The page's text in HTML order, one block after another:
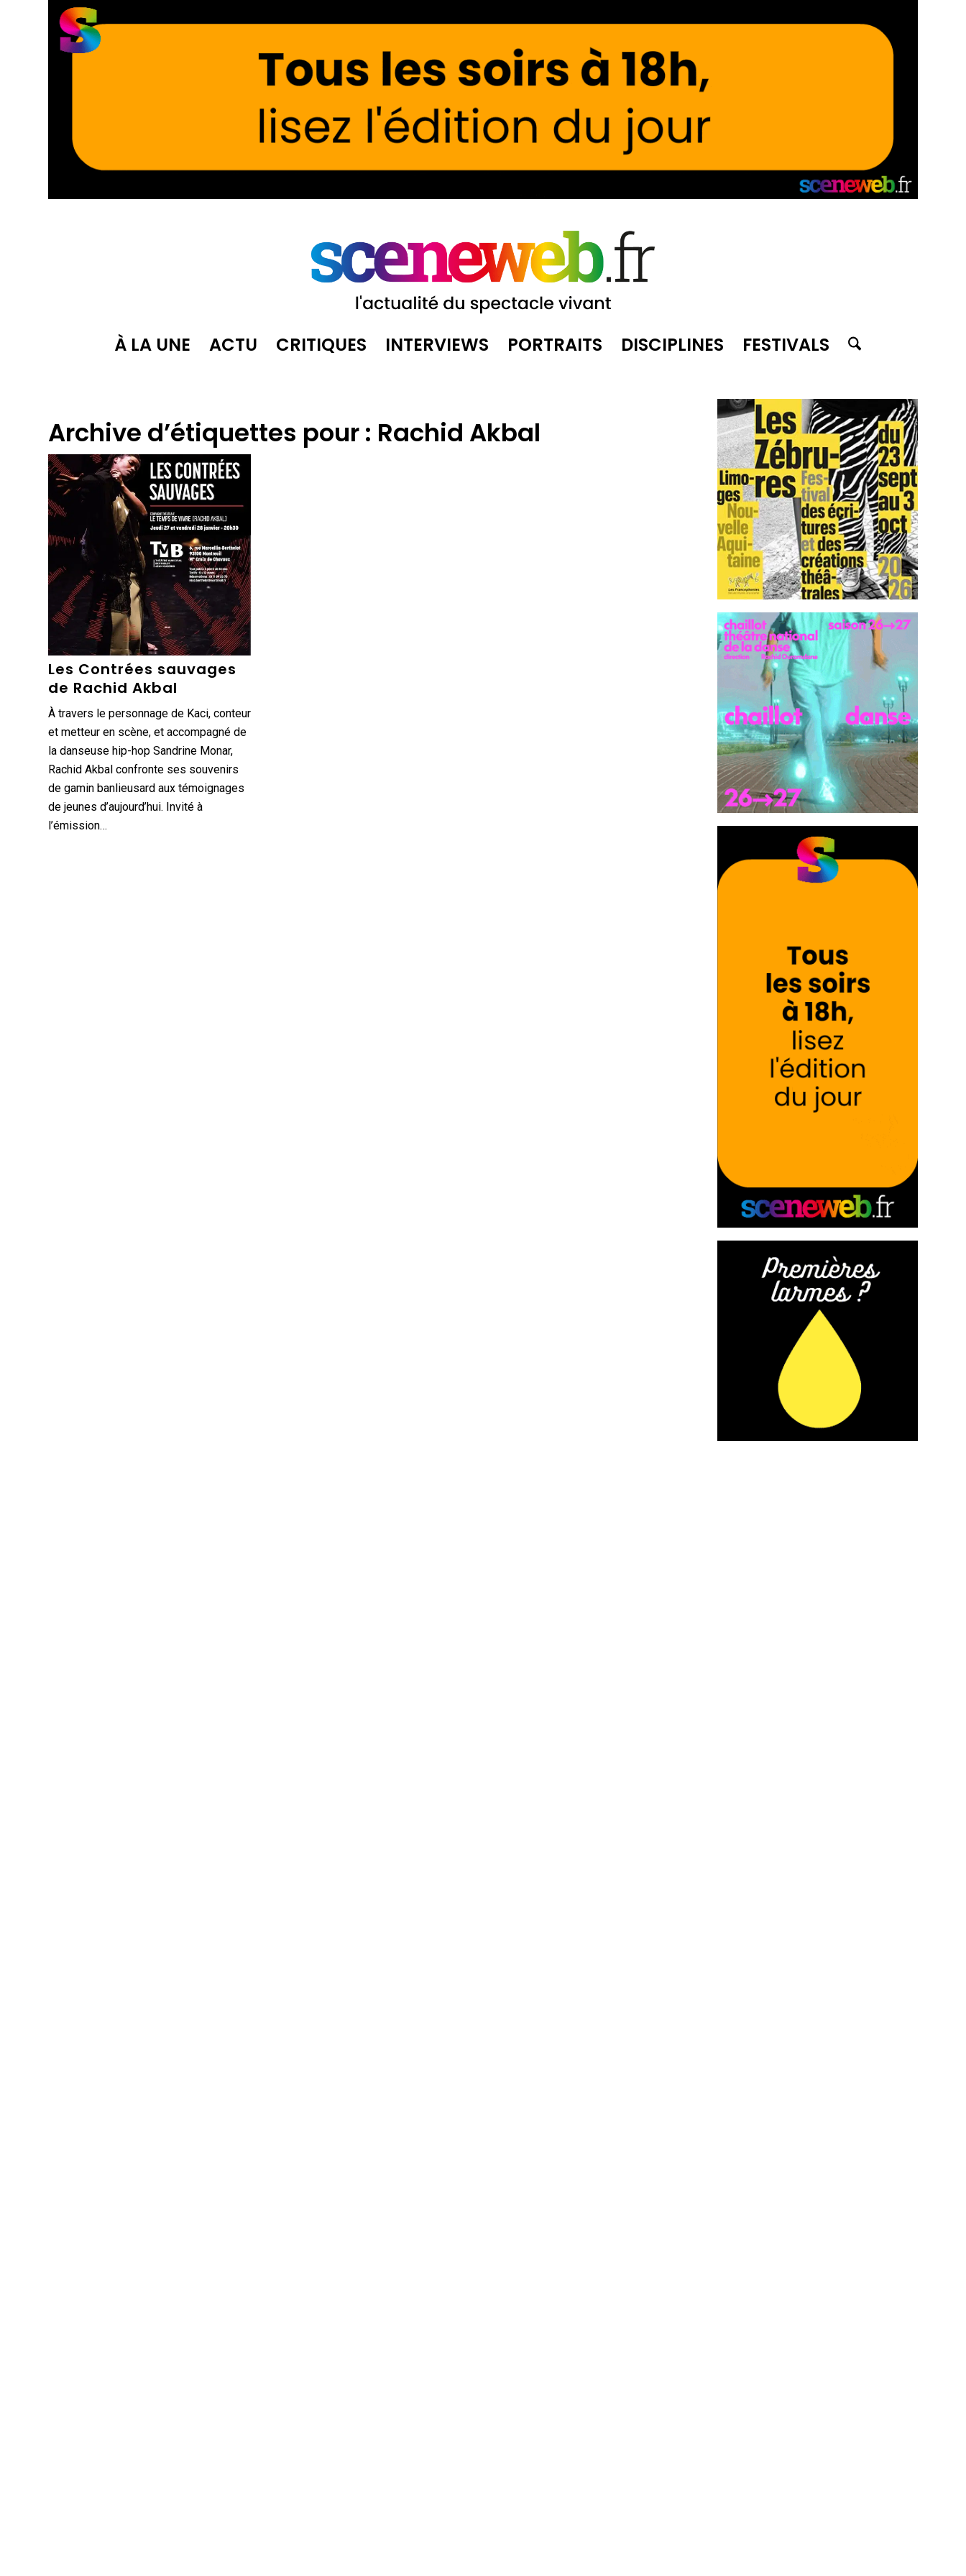
À LA UNE ACTU CRITIQUES INTERVIEWS PORTRAITS DISCIPLINES FESTIVALS
Archive d’étiquettes pour : Rachid Akbal
Les Contrées sauvages
de Rachid Akbal
À travers le personnage de Kaci, conteur
et metteur en scène, et accompagné de
la danseuse hip-hop Sandrine Monar,
Rachid Akbal confronte ses souvenirs
de gamin banlieusard aux témoignages
de jeunes d’aujourd’hui. Invité à
l’émission…